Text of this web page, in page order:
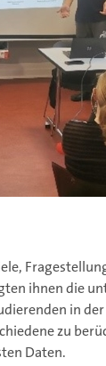
ihnen die
in
zu
Daten.